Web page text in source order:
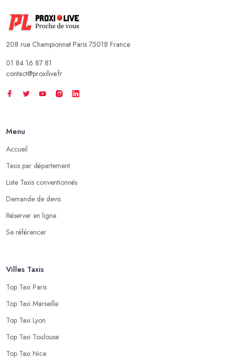
208 rue Championnet Paris 75018 France
01 84 16 87 81
contact@proxilive.fr
Menu
Accueil
Taxis par département
Liste Taxis conventionnés
Demande de devis
Réserver en ligne
Se référencer
Villes Taxis
Top Taxi Paris
Top Taxi Marseille
Top Taxi Lyon
Top Taxi Toulouse
Top Taxi Nice